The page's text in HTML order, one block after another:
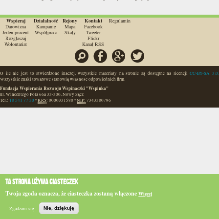
Ta strona używa ciasteczek
Twoja zgoda oznacza, że ciasteczka zostaną włączone Więcej
Zgadzam się Nie, dziękuję
Szukaj Główna
Wspieraj
Darowizna
Jeden procent
Rozgłaszaj
Wolontariat
Działalność
Kampanie
Współpraca
Rejony
Mapa
Skały
Kontakt
Facebook
Tweeter
Flickr
Kanał RSS
Regulamin
Szukaj Facebook Google
O ile nie jest to stwierdzone inaczej, wszystkie materiały na stronie są dostępne na licencjiCC-BY-SA 3.0.
Wszystkie znaki towarowe stanowią własność odpowiednich firm.
Fundacja Wspierania Rozwoju Wspinaczki "Wspinka"
ul. Wincentego Pola 66a33-300,Nowy Sącz
Tel.: 18 541 77 30•KRS: 0000331588 •NIP: 7343380796